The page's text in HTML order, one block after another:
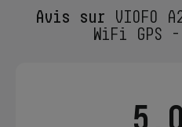
Avis sur VIOFO
WiFi GPS -
5.0